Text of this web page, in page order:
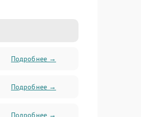
Подробнее →
Подробнее →
Подробнее →